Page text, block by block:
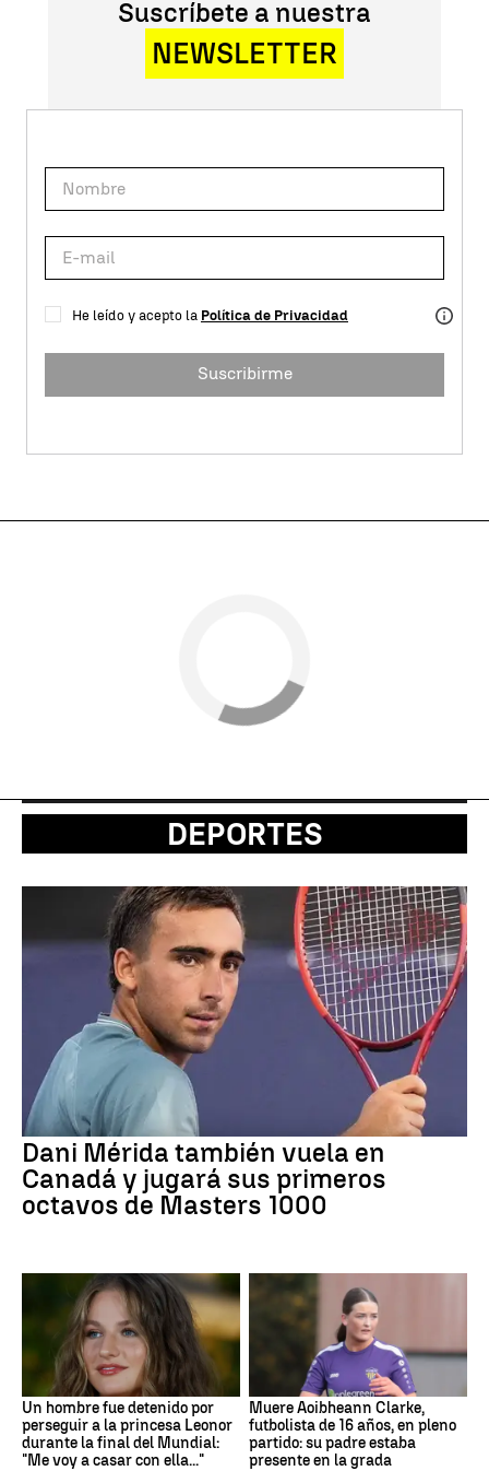
Suscríbete a nuestra
NEWSLETTER
He leído y acepto la Política de Privacidad
Suscribirme
DEPORTES
Dani Mérida también vuela en
Canadá y jugará sus primeros
octavos de Masters 1000
Un hombre fue detenido por
perseguir a la princesa Leonor
durante la final del Mundial:
"Me voy a casar con ella..."
Muere Aoibheann Clarke,
futbolista de 16 años, en pleno
partido: su padre estaba
presente en la grada